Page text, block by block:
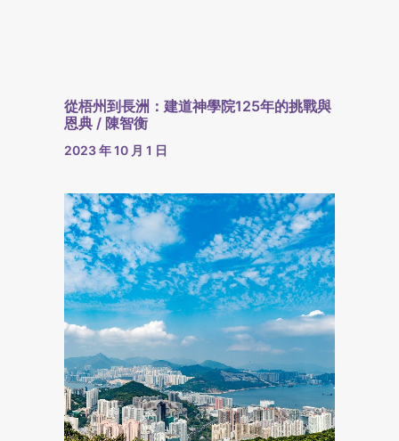
從梧州到長洲：建道神學院125年的挑戰與
恩典 / 陳智衡
2023 年 10 月 1 日